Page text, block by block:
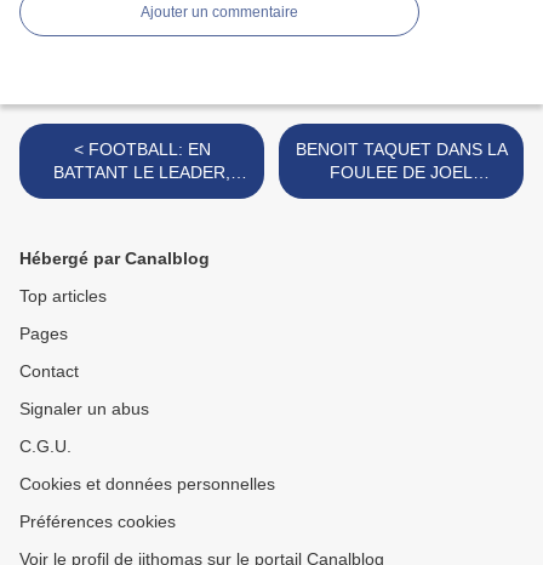
Ajouter un commentaire
< FOOTBALL: EN
BATTANT LE LEADER,
HIRSON SE REPLACE
BENOIT TAQUET DANS LA
FOULEE DE JOEL
EGLOFFE >
Hébergé par Canalblog
Top articles
Pages
Contact
Signaler un abus
C.G.U.
Cookies et données personnelles
Préférences cookies
Voir le profil de jjthomas sur le portail Canalblog